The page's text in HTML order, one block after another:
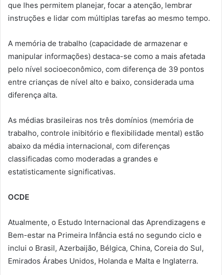
que lhes permitem planejar, focar a atenção, lembrar
instruções e lidar com múltiplas tarefas ao mesmo tempo.
A memória de trabalho (capacidade de armazenar e
manipular informações) destaca-se como a mais afetada
pelo nível socioeconômico, com diferença de 39 pontos
entre crianças de nível alto e baixo, considerada uma
diferença alta.
As médias brasileiras nos três domínios (memória de
trabalho, controle inibitório e flexibilidade mental) estão
abaixo da média internacional, com diferenças
classificadas como moderadas a grandes e
estatisticamente significativas.
OCDE
Atualmente, o Estudo Internacional das Aprendizagens e
Bem-estar na Primeira Infância está no segundo ciclo e
inclui o Brasil, Azerbaijão, Bélgica, China, Coreia do Sul,
Emirados Árabes Unidos, Holanda e Malta e Inglaterra.